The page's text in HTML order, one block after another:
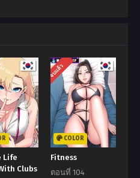
ตอนที่ 30
กันยายน 7, 2025
ตอนที่ 28
กันยายน 7, 2025
ตอนที่ 26
กันยายน 7, 2025
ตอนที่ 24
กันยายน 7, 2025
Life
Clubs
จบแล้ว
COLOR
Fitness
ตอนที่ 104